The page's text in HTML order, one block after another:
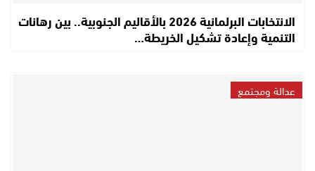
الانتخابات البرلمانية 2026 بالأقاليم الجنوبية.. بين رهانات
التنمية وإعادة تشكيل الخريطة…
عدالة ومجتمع